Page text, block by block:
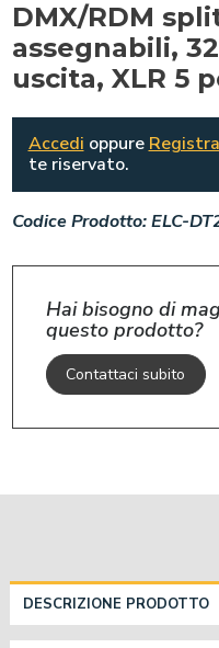
DMX/RDM
assegnabili,
uscita, XLR 5
Accedi oppure
te riservato.
Codice Prodotto: ELC-
Hai bisogno di
questo prodotto?
Contattaci subito
DESCRIZIONE PRODOTTO